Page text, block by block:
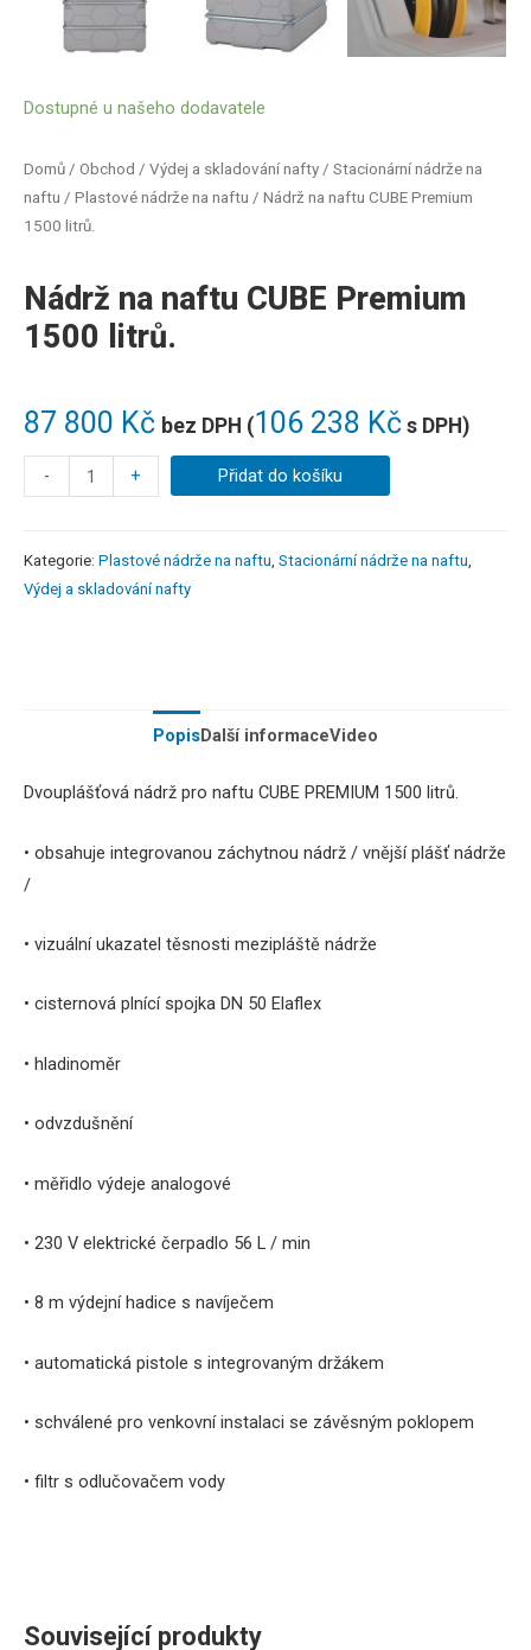
Domů / Obchod / Výdej a skladování nafty / Stacionární nádrže na
naftu / Plastové nádrže na naftu / Nádrž na naftu CUBE Premium
1500 litrů.
Nádrž na naftu CUBE Premium
1500 litrů.
87 800 Kč bez DPH (106 238 Kč s DPH)
Dostupné u našeho dodavatele
- + Přidat do košíku
Kategorie: Plastové nádrže na naftu Stacionární nádrže na naftu
Výdej a skladování nafty
PopisDalší informaceVideo
Dvouplášťová nádrž pro naftu CUBE PREMIUM 1500 litrů.
• obsahuje integrovanou záchytnou nádrž / vnější plášť nádrže
/
• vizuální ukazatel těsnosti mezipláště nádrže
• cisternová plnící spojka DN 50 Elaflex
• hladinoměr
• odvzdušnění
• měřidlo výdeje analogové
• 230 V elektrické čerpadlo 56 L / min
• 8 m výdejní hadice s navíječem
• automatická pistole s integrovaným držákem
• schválené pro venkovní instalaci se závěsným poklopem
• filtr s odlučovačem vody
Související produkty